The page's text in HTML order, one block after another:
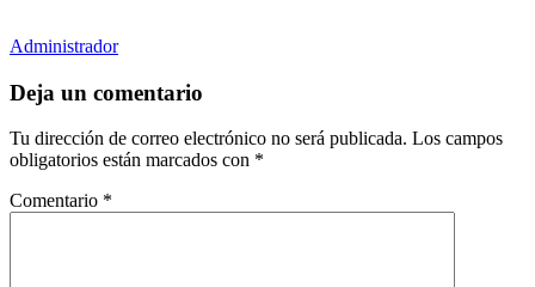
Administrador
Deja un comentario
Tu dirección de correo electrónico no será publicada. Los campos
obligatorios están marcados con *
Comentario *